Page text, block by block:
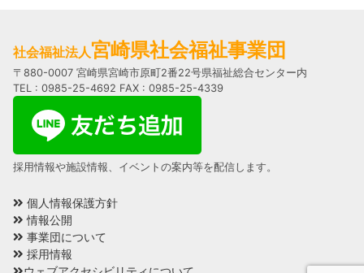
社会福祉法人宮崎県社会福祉事業団
〒880-0007 宮崎県宮崎市原町2番22号県福祉総合センター内
TEL : 0985-25-4692 FAX : 0985-25-4339
採用情報や施設情報、イベントの案内等を配信します。
個人情報保護方針
情報公開
事業団について
採用情報